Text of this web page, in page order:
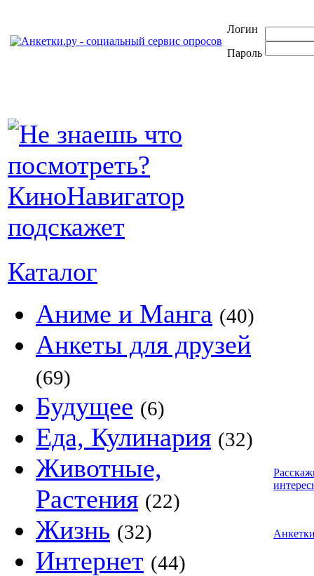
Логин
Пароль
Каталог
Аниме и Манга (40)
Анкеты для друзей
(69)
Будущее (6)
Еда, Кулинария (32)
Животные,
Растения (22)
Жизнь (32)
Интернет (44)